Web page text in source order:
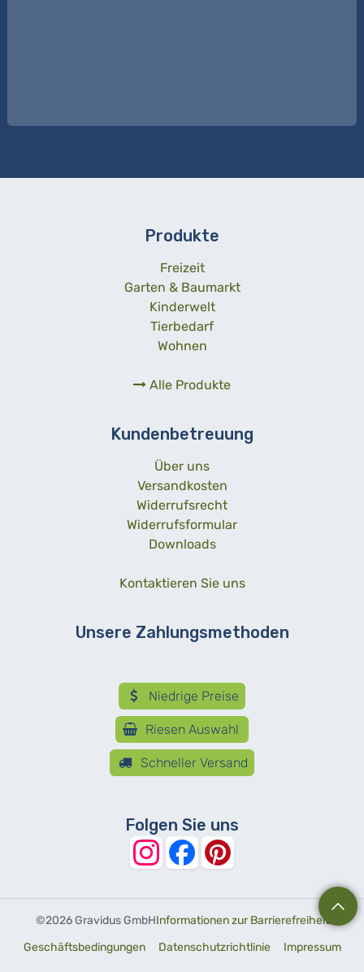
Produkte
Freizeit
Garten & Baumarkt
Kinderwelt
Tierbedarf
Wohnen
Alle Produkte
Kundenbetreuung
Über uns
Versandkosten
Widerrufsrecht
Widerrufsformular
Downloads
Kontaktieren Sie uns
Unsere Zahlungsmethoden
Niedrige Preise
Riesen Auswahl
Schneller Versand
Folgen Sie uns
©2026 Gravidus GmbHInformationen zur Barrierefreiheit
Geschäftsbedingungen
Datenschutzrichtlinie Impressum